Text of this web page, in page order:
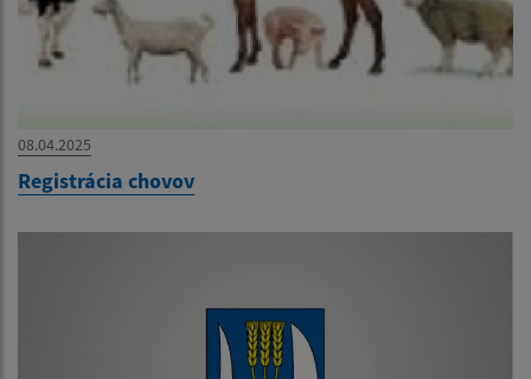
08.04.2025
Registrácia chovov